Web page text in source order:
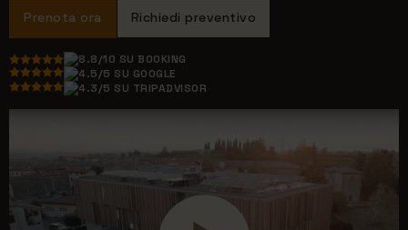
Prenota ora Richiedi preventivo
8.8/10 SU BOOKING
4.5/5 SU GOOGLE
4.3/5 SU TRIPADVISOR